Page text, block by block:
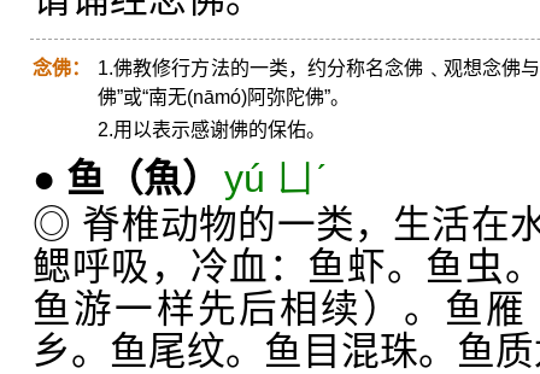
念佛：
1.佛教修行方法的一类，约分称名念佛﹑观想念佛
佛”或“南无(nāmó)阿弥陀佛”。
2.用以表示感谢佛的保佑。
● 鱼 （魚） yú ㄩˊ
◎ 脊椎动物的一类，生活在
鳃呼吸，冷血：鱼虾。鱼虫
鱼游一样先后相续）。鱼
乡。鱼尾纹。鱼目混珠。鱼